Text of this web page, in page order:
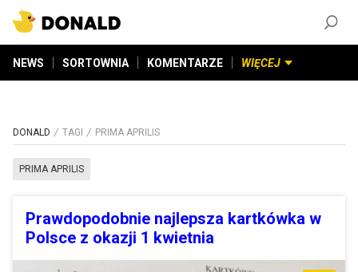
NEWS SORTOWNIA KOMENTARZE WIĘCEJ
DONALD TAGI PRIMA APRILIS
PRIMA APRILIS
Prawdopodobnie najlepsza kartkówka w
Polsce z okazji 1 kwietnia